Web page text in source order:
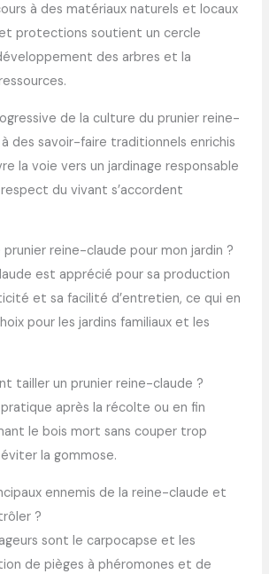
à des matériaux naturels et locaux
protections soutient un cercle
des arbres et la
de la culture du prunier reine-
des savoir-faire traditionnels enrichis
la voie vers un jardinage responsable
du vivant s’accordent
prunier reine-claude pour mon jardin ?
est apprécié pour sa production
et sa facilité d’entretien, ce qui en
pour les jardins familiaux et les
tailler un prunier reine-claude ?
après la récolte ou en fin
le bois mort sans couper trop
la gommose.
ennemis de la reine-claude et
?
sont le carpocapse et les
de pièges à phéromones et de